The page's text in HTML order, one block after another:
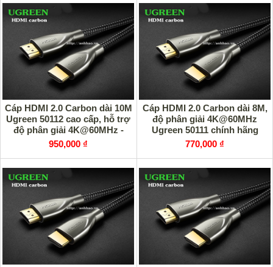
Cáp HDMI 2.0 Carbon dài 10M
Ugreen 50112 cao cấp, hỗ trợ
độ phân giải 4K@60MHz -
Hàng chính hãng
950,000 ₫
Cáp HDMI 2.0 Carbon dài 8M,
độ phân giải 4K@60MHz
Ugreen 50111 chính hãng
770,000 ₫